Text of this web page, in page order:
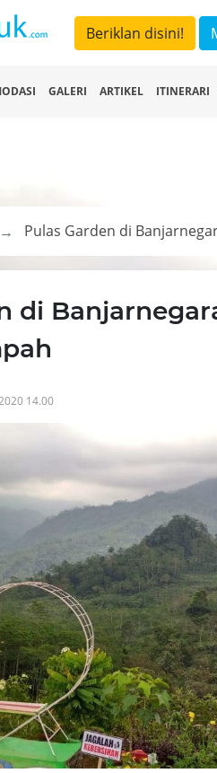
Beriklan disini!
GALERI ARTIKEL ITINERARI
di
14.00